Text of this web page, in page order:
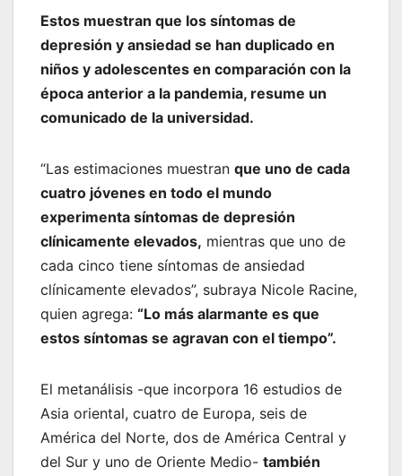
Estos muestran que los síntomas de
depresión y ansiedad se han duplicado en
niños y adolescentes en comparación con la
época anterior a la pandemia, resume un
comunicado de la universidad.
“Las estimaciones muestran que uno de cada
cuatro jóvenes en todo el mundo
experimenta síntomas de depresión
clínicamente elevados, mientras que uno de
cada cinco tiene síntomas de ansiedad
clínicamente elevados”, subraya Nicole Racine,
quien agrega: “Lo más alarmante es que
estos síntomas se agravan con el tiempo”.
El metanálisis -que incorpora 16 estudios de
Asia oriental, cuatro de Europa, seis de
América del Norte, dos de América Central y
del Sur y uno de Oriente Medio- también